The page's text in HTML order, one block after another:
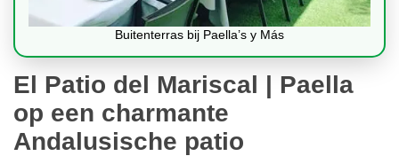
Buitenterras bij Paella’s y Más
El Patio del Mariscal | Paella
op een charmante
Andalusische patio